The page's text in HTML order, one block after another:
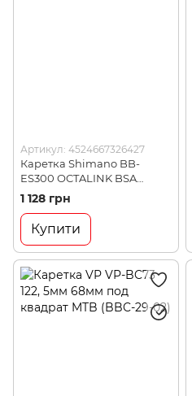
Артикул: 4524667326427
Каретка Shimano BB-
ES300 OCTALINK BSA
68мм-121, без болтів
(BBES300B21)
1 128 грн
Купити